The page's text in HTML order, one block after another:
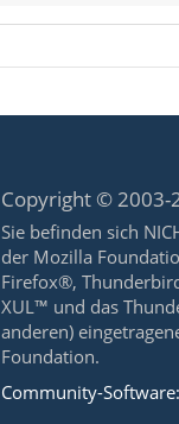
Copyright © 2003-
Sie befinden sich
der Mozilla
Firefox®,
XUL™ und das
anderen)
Foundation.
Community-